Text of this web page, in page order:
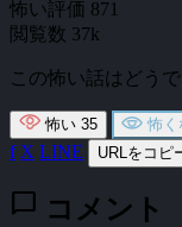
怖い評価 871
閲覧数 37k
この怖い話はどう
怖い 35 怖く
f X LINE URLをコピ
chat_bubble コメント